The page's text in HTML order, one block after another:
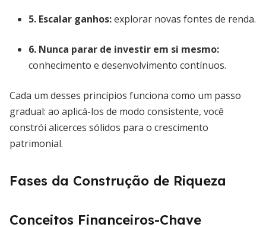
5. Escalar ganhos:explorar novas fontes de renda.
6. Nunca parar de investir em si mesmo:
conhecimento e desenvolvimento contínuos.
Cada um desses princípios funciona como um passo
gradual: ao aplicá-los de modo consistente, você
constrói alicerces sólidos para o crescimento
patrimonial.
Fases da Construção de Riqueza
Conceitos Financeiros-Chave